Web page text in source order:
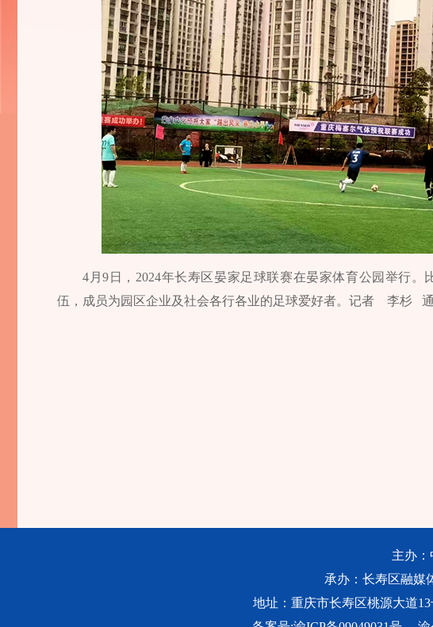
4月9日，2024年长寿区晏家足球联赛在晏家体育公园举行
伍，成员为园区企业及社会各行各业的足球爱好者。记者 李杉
主办
承办：长寿区融媒
地址：重庆市长寿区桃源大道